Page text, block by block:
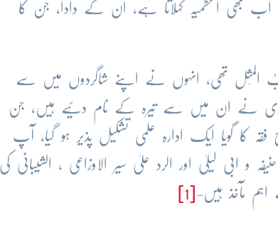
بھی اعظمیہ کہلاتا ہے، ان کے دادا، جن کا
المِثل تھی، انہوں نے اپنے شاگردوں میں سے
نے ان میں سے تیرہ کے نام دئیے ہیں، جن
کا گویا ایک ادارہ علمی تشکیل پذیر ہو گیا، آپ
و ابی لیلیٰ اور الرد علیٰ سیر الاوزاعی ، الشیبانی کی
اہم مآخذ ہیں-